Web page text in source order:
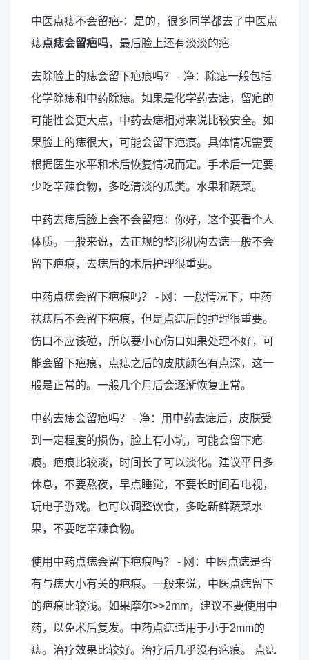
中医点痣不会留疤-：是的，很多同学都去了中医点
痣点痣会留疤吗，最后脸上还有淡淡的疤
去除脸上的痣会留下疤痕吗？ - 净：除痣一般包括
化学除痣和中药除痣。如果是化学药去痣，留疤的
可能性会更大点，中药去痣相对来说比较安全。如
果脸上的痣很大，可能会留下疤痕。具体情况需要
根据医生水平和术后恢复情况而定。手术后一定要
少吃辛辣食物，多吃清淡的瓜类。水果和蔬菜。
中药去痣后脸上会不会留疤：你好，这个要看个人
体质。一般来说，去正规的整形机构去痣一般不会
留下疤痕，去痣后的术后护理很重要。
中药点痣会留下疤痕吗？ - 网：一般情况下，中药
祛痣后不会留下疤痕，但是点痣后的护理很重要。
伤口不应该碰，所以要小心伤口如果处理不好，可
能会留下疤痕，点痣之后的皮肤颜色有点深，这一
般是正常的。一般几个月后会逐渐恢复正常。
中药去痣会留疤吗？ - 净：用中药去痣后，皮肤受
到一定程度的损伤，脸上有小坑，可能会留下疤
痕。疤痕比较淡，时间长了可以淡化。建议平日多
休息，不要熬夜，早点睡觉，不要长时间看电视，
玩电子游戏。也可以调整饮食，多吃新鲜蔬菜水
果，不要吃辛辣食物。
使用中药点痣会留下疤痕吗？ - 网：中医点痣是否
有与痣大小有关的疤痕。一般来说，中医点痣留下
的疤痕比较浅。如果摩尔>>2mm，建议不要使用中
药，以免术后复发。中药点痣适用于小于2mm的
痣。治疗效果比较好。治疗后几乎没有疤痕。 点痣